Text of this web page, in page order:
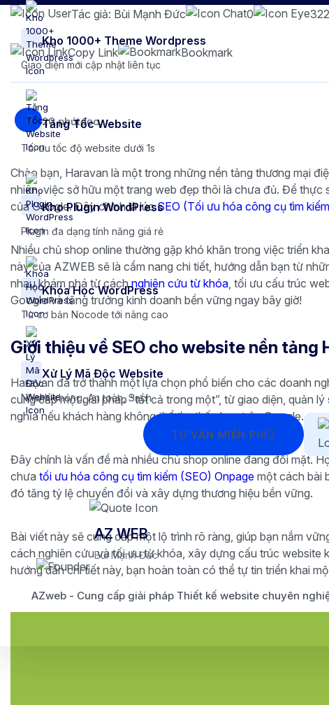
Kho 1000+ Theme Wordpress
Giao diện mới cập nhật liên tục
Tăng Tốc Website
Tối ưu tốc độ website dưới 1s
Kho Plugin WordPress
Plugin đa dạng tính năng giá rẻ
Khóa Học WordPress
Từ cơ bản Nocode tới nâng cao
Xử Lý Mã Độc Website
Nhanh chóng, An toàn, Sạch
TƯ VẤN MIỄN PHÍ
AZ WEB
Bùi Mạnh Đức
AZweb - Cung cấp giải pháp Thiết kế website chuyên
Tác giả: Bùi Mạnh Đức 0 322
Copy Link Bookmark
20 phútđọc.
Chào bạn, Haravan là một trong những nền tảng thương mại
nhiên, việc sở hữu một trang web đẹp thôi là chưa đủ. Để thực
của Google. Đây chính là lúcSEO (Tối ưu hóa công cụ tìm
Nhiều chủ shop online thường gặp khó khăn trong việc triển
này của AZWEB sẽ là cẩm nang chi tiết, hướng dẫn bạn từ
nhau khám phá từ cáchnghiên cứu từ khóa, tối ưu cấu trúc
Google và tăng trưởng kinh doanh bền vững ngay bây giờ!
Giới thiệu về SEO cho website nền tảng
Haravan đã trở thành một lựa chọn phổ biến cho các doanh
cung cấp một giải pháp “tất cả trong một”, từ giao diện, quản
nghĩa nếu khách hàng không thể tìm thấy bạn trên Google.
Đây chính là vấn đề mà nhiều chủ shop online đang đối mặt.
chưa tối ưu hóa công cụ tìm kiếm (SEO) Onpage một cách bài
đó tăng tỷ lệ chuyển đổi và xây dựng thương hiệu bền vững.
Bài viết này sẽ cung cấp một lộ trình rõ ràng, giúp bạn nắm
cách nghiên cứu và tối ưu từ khóa, xây dựng cấu trúc website
hướng dẫn chi tiết này, bạn hoàn toàn có thể tự tin triển khai